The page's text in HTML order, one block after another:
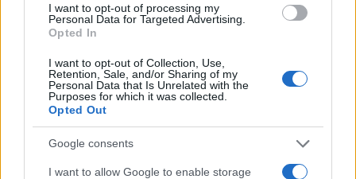
I want to opt-out of processing my
Personal Data for Targeted Advertising.
Opted In
I want to opt-out of Collection, Use,
Retention, Sale, and/or Sharing of my
Personal Data that Is Unrelated with the
Purposes for which it was collected.
Opted Out
Google consents
I want to allow Google to enable storage